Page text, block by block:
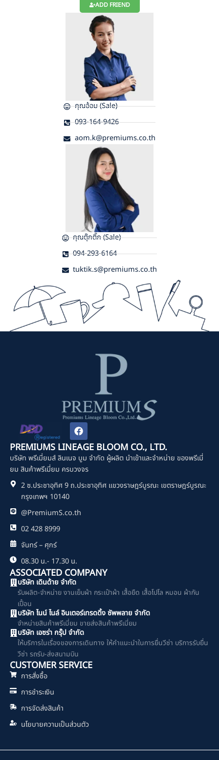
ADD FRIEND
คุณอ้อม (Sale)
093-164-9426
aom.k@premiums.co.th
คุณตุ๊กติ๊ก (Sale)
094-293-6164
tuktik.s@premiums.co.th
F
a
c
e
b
o
k
PREMIUMS LINEAGE BLOOM CO., LTD.
บริษัท พรีเมี่ยมส์ ลินเนจ บูม จำกัด ผู้ผลิต นำเข้าและจำหน่าย ของพรีเมี่
ยม สินค้าพรีเมี่ยม ครบวงจร
2 ซ.ประชาอุทิศ 9 ถ.ประชาอุทิศ แขวงราษฎร์บูรณะ เขตราษฎร์บูรณะ
กรุงเทพฯ 10140
@PremiumS.co.th
02 428 8999
จันทร์ – ศุกร์
08.30 น.- 17.30 น.
ASSOCIATED COMPANY
บริษัท เดินด้าย จำกัด
รับผลิต-จำหน่าย งานเย็บผ้า กระเป๋าผ้า เสื้อยืด เสื้อโปโล หมอน ผ้ากัน
เปื้อน
บริษัท ไนน์ ไนล์ อินเตอร์เทรดดิ้ง ซัพพลาย จำกัด
จำหน่ายสินค้าพรีเมี่ยม ขายส่งสินค้าพรีเมี่ยม
บริษัท เอซร่า กรุ๊ป จำกัด
ให้บริการในเรื่องของการเดินทาง ให้คำแนะนำในการยื่นวีซ่า บริการรับยื่น
วีซ่า รถรับ-ส่งสนามบิน
CUSTOMER SERVICE
การสั่งซื้อ
การชำระเงิน
การจัดส่งสินค้า
นโยบายความเป็นส่วนตัว